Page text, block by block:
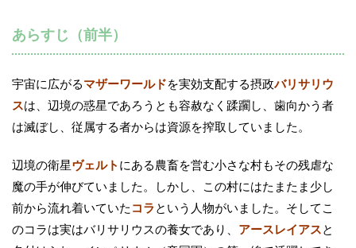
あらすじ（前半）
宇宙に広がるマザーワールドを実効支配する摂政バリサリウ
スは、辺境の惑星であろうとも容赦なく蹂躙し、歯向かう者
は滅ぼし、従属する者からは資源を搾取していました。
辺境の衛星ヴェルト にある農畜を営む小さな村もその残虐な
魔の手が伸びていました。しかし、この村にはたまたま少し
前から流れ着いていた コラという人物がいました。そしてこ
のコラは実はバリサリウスの養女であり、 アースレイアスと